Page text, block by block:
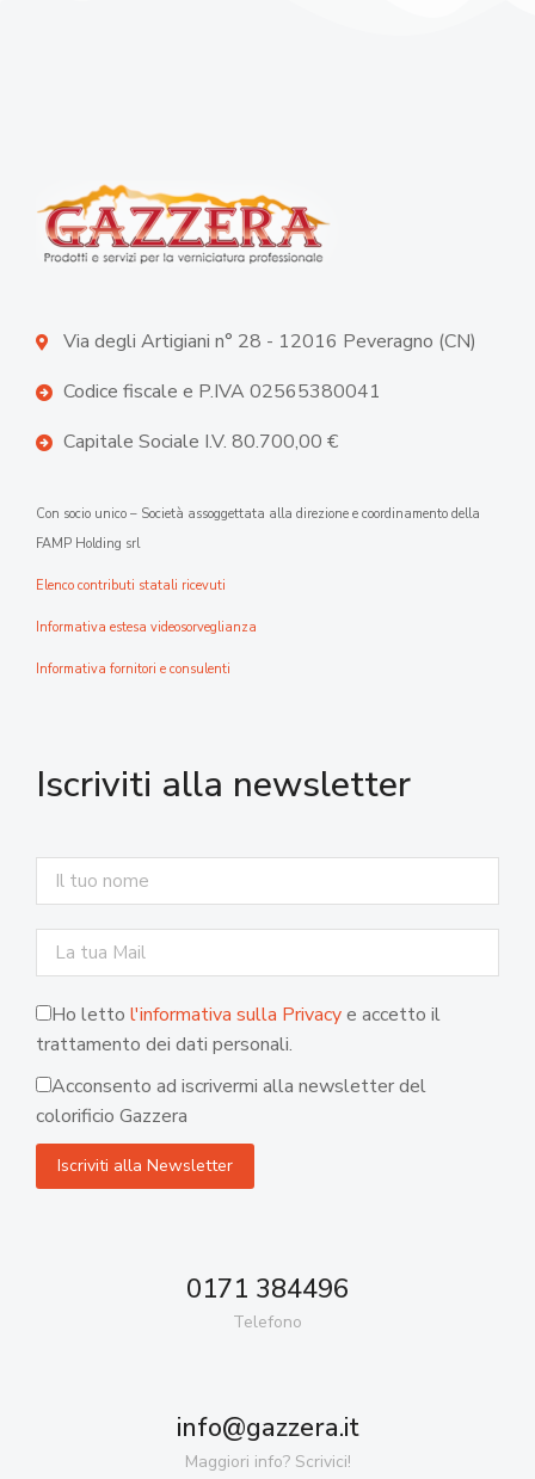
Via degli Artigiani n° 28 - 12016 Peveragno (CN)
Codice fiscale e P.IVA 02565380041
Capitale Sociale I.V. 80.700,00 €
Con socio unico – Società assoggettata alla direzione e coordinamento della
FAMP Holding srl
Elenco contributi statali ricevuti
Informativa estesa videosorveglianza
Informativa fornitori e consulenti
Iscriviti alla newsletter
Ho letto l'informativa sulla Privacye accetto il
trattamento dei dati personali.
Acconsento ad iscrivermi alla newsletter del
colorificio Gazzera
0171 384496
Telefono
info@gazzera.it
Maggiori info? Scrivici!